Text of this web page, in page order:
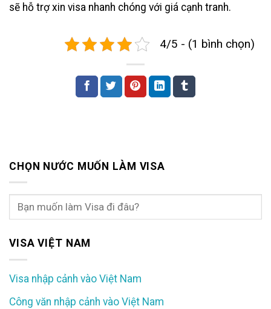
sẽ hỗ trợ xin visa nhanh chóng với giá cạnh tranh.
4/5 - (1 bình chọn)
CHỌN NƯỚC MUỐN LÀM VISA
VISA VIỆT NAM
Visa nhập cảnh vào Việt Nam
Công văn nhập cảnh vào Việt Nam